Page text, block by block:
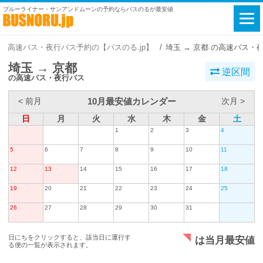
ブルーライナー・サンアンドムーンの予約ならバスのるが最安値
高速バス・夜行バス予約の【バスのる.jp】 埼玉 → 京都 の高速バス・
埼玉 → 京都
の高速バス・夜行バス
逆区間
< 前月 10月最安値カレンダー
次月 >
日
月 火 水 木 金 土
1 2 3 4
5 6 7 8 9 10 11
12 13 14 15 16 17 18
19 20 21 22 23 24 25
26 27 28 29 30 31
日にちをクリックすると、該当日に運行す
る便の一覧が表示されます。
は当月最安値